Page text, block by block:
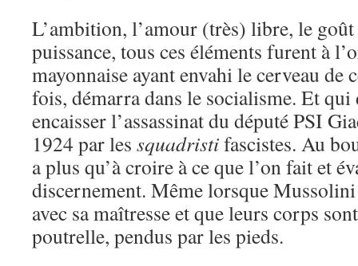
L’ambition, l’amour (très) libre, le goût
puissance, tous ces éléments furent à
mayonnaise ayant envahi le cerveau de
fois, démarra dans le socialisme. Et
encaisser l’assassinat du député PSI
1924 par les squadristifascistes. Au
a plus qu’à croire à ce que l’on fait et
discernement. Même lorsque Mussolini
avec sa maîtresse et que leurs corps
poutrelle, pendus par les pieds.